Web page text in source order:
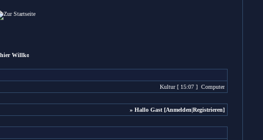
Willkommen und wünscht dir einen angenehmen Aufenthalt !
Kultur[ 15:07 ]Computer[ 15:04 ]
» Hallo Gast [Anmelden|Registrieren]